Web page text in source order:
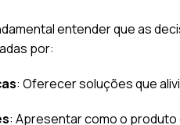
entender que as
por:
: Oferecer soluções que
: Apresentar como o